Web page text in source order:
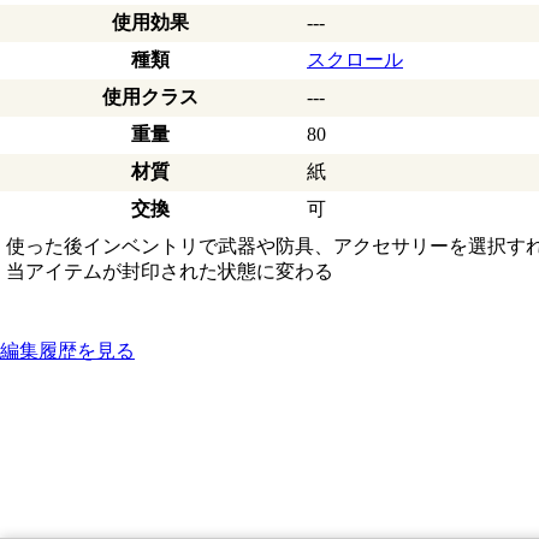
使用効果
---
種類
スクロール
使用クラス
---
重量
80
材質
紙
交換
可
使った後インベントリで武器や防具、アクセサリーを選択す
当アイテムが封印された状態に変わる
編集履歴を見る